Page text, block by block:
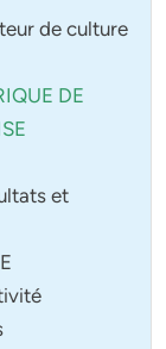
de culture
DE
et